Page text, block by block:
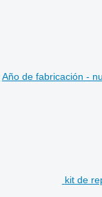
Año de fabricación -
kit de